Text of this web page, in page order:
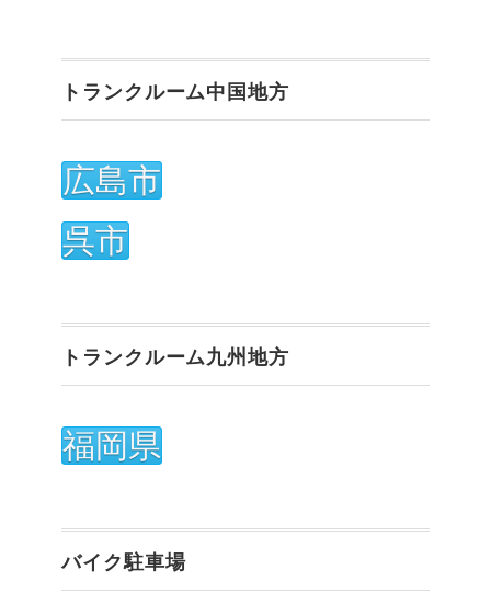
トランクルーム中国地方
広島市
呉市
トランクルーム九州地方
福岡県
バイク駐車場